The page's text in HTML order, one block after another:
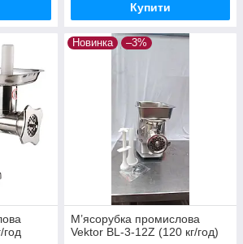
Купити
Новинка –3%
М’ясорубка промислова
Vektor BL-3-12Z (120 кг/год)